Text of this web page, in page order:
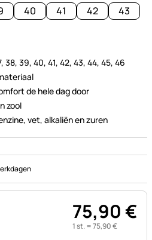
40 41 42
43
39, 40, 41, 42, 43, 44, 45, 46
de hele dag door
zool
vet, alkaliën en zuren
75,90€
1 st. =75,90€